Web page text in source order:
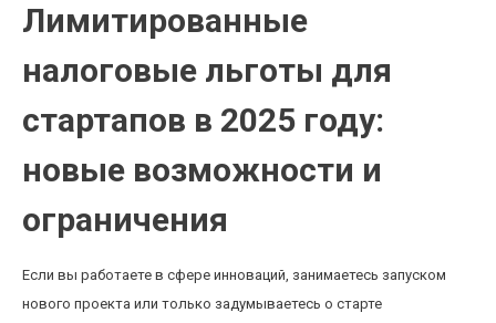
Лимитированные
налоговые льготы для
стартапов в 2025 году:
новые возможности и
ограничения
Если вы работаете в сфере инноваций, занимаетесь запуском
нового проекта или только задумываетесь о старте